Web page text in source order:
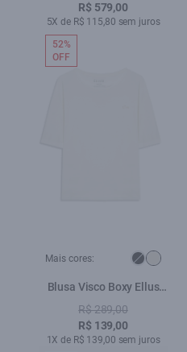
R$ 579,00
5X de R$ 115,80 sem juros
Mais cores:
Blusa Visco Boxy Ellus
Glitter Off White
R$ 289,00
R$ 139,00
1X de R$ 139,00 sem juros
52%
OFF